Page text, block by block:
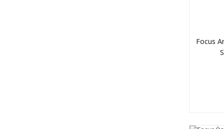
Focus